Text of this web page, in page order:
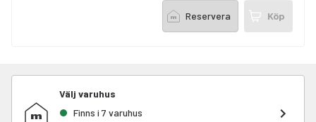
Reservera Köp
Välj varuhus
Finns i 7 varuhus